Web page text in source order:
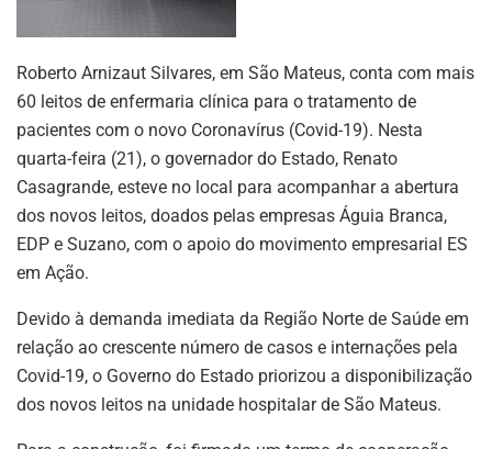
Roberto Arnizaut Silvares, em São Mateus, conta com mais
60 leitos de enfermaria clínica para o tratamento de
pacientes com o novo Coronavírus (Covid-19). Nesta
quarta-feira (21), o governador do Estado, Renato
Casagrande, esteve no local para acompanhar a abertura
dos novos leitos, doados pelas empresas Águia Branca,
EDP e Suzano, com o apoio do movimento empresarial ES
em Ação.
Devido à demanda imediata da Região Norte de Saúde em
relação ao crescente número de casos e internações pela
Covid-19, o Governo do Estado priorizou a disponibilização
dos novos leitos na unidade hospitalar de São Mateus.